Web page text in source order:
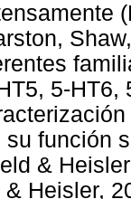
5-
función
&
Heisler,